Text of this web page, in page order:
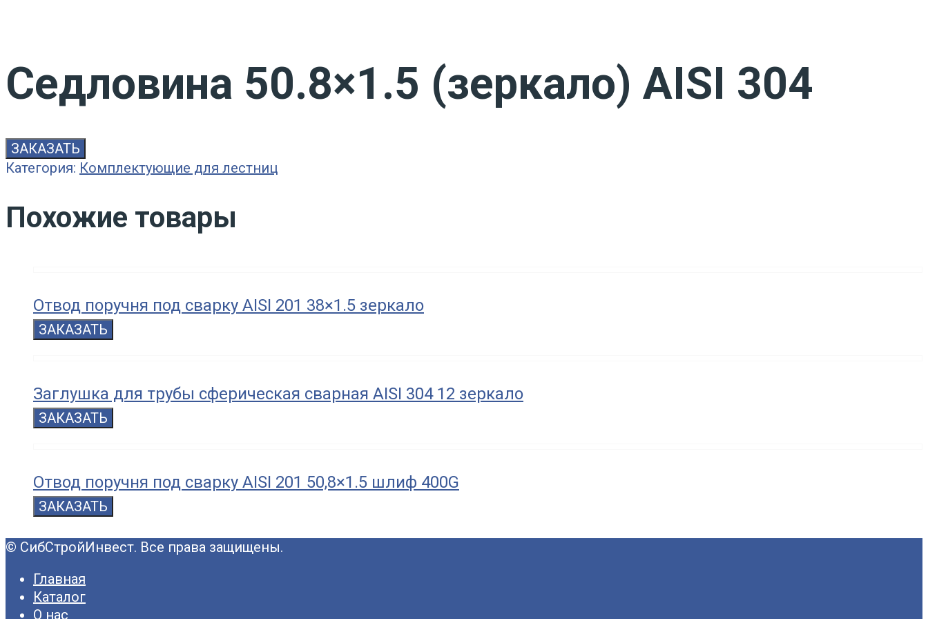
Седловина 50.8×1.5 (зеркало) AISI 304
ЗАКАЗАТЬ
Категория: Комплектующие для лестниц
Похожие товары
Отвод поручня под сварку AISI 201 38×1.5 зеркало
ЗАКАЗАТЬ
Заглушка для трубы сферическая сварная AISI 304 12 зеркало
ЗАКАЗАТЬ
Отвод поручня под сварку AISI 201 50,8×1.5 шлиф 400G
ЗАКАЗАТЬ
© СибСтройИнвест. Все права защищены.
Главная
Каталог
О нас